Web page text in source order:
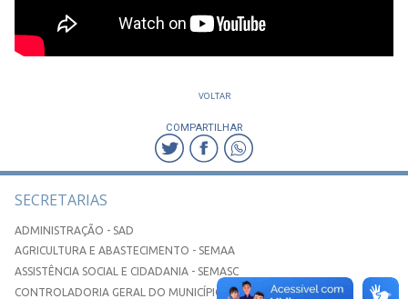
VOLTAR
COMPARTILHAR
SECRETARIAS
ADMINISTRAÇÃO - SAD
AGRICULTURA E ABASTECIMENTO - SEMAA
ASSISTÊNCIA SOCIAL E CIDADANIA - SEMASC
CONTROLADORIA GERAL DO MUNICÍPIO